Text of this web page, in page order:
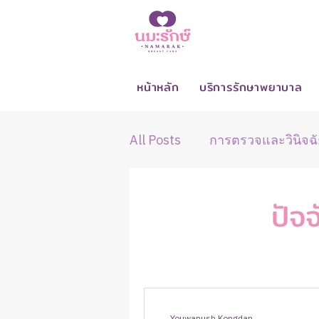
หน้าหลัก บริการรักษาพยาบาล
All Posts การตรวจและวินิจ
ปัจ